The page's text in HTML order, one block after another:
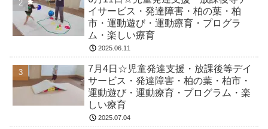
イサービス・発達障害・柏の葉・柏
市・運動遊び・運動療育・プログラ
ム・楽しい療育
2025.06.11
7月4日☆児童発達支援・放課後等デイ
サービス・発達障害・柏の葉・柏市・
運動遊び・運動療育・プログラム・楽
しい療育
2025.07.04